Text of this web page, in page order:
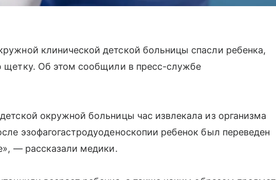
клинической детской больницы спасли ребенка,
щетку. Об этом сообщили в пресс-службе
окружной больницы час извлекала из организма
эзофагогастродуоденоскопии ребенок был переведен
— рассказали медики.